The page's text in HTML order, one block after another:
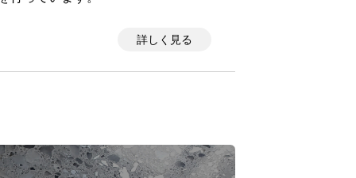
詳しく見る